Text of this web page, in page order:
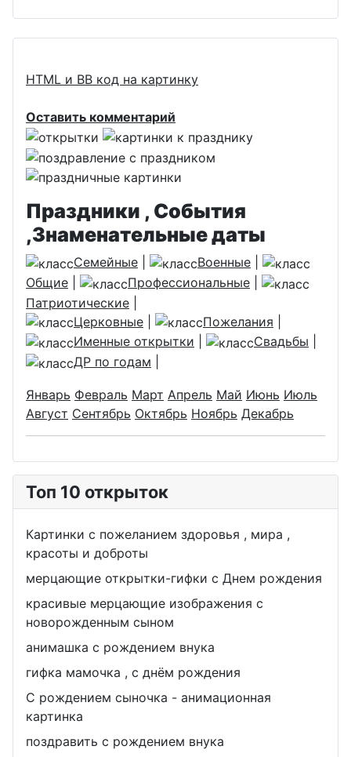
HTML и BB код на картинку
Оставить комментарий
Праздники , События
,Знаменательные даты
Семейные Военные
Общие
Профессиональные
Патриотические
Церковные
Пожелания
Именные открытки
Свадьбы
ДР по годам
Январь Февраль Март Апрель Май Июнь Июль
Август Сентябрь Октябрь Ноябрь Декабрь
Топ 10 открыток
Картинки с пожеланием здоровья , мира ,
красоты и доброты
мерцающие открытки-гифки с Днем рождения
красивые мерцающие изображения с
новорожденным сыном
анимашка с рождением внука
гифка мамочка , с днём рождения
С рождением сыночка - анимационная
картинка
поздравить с рождением внука